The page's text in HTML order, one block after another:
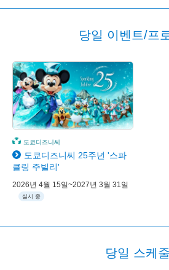
당일 이벤트/프
도쿄디즈니씨
도쿄디즈니씨 25주년 '스파
클링 주빌리'
2026년 4월 15일~2027년 3월 31일
실시 중
당일 스케줄